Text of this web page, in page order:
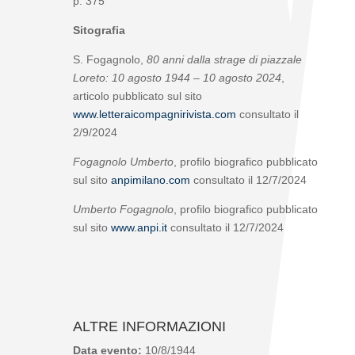
Sitografia
S. Fogagnolo, 80 anni dalla strage di piazzale
Loreto: 10 agosto 1944 – 10 agosto 2024
articolo pubblicato sul sito
www.letteraicompagnirivista.com consultato il
2/9/2024
Fogagnolo Umberto, profilo biografico pubblicato
sul sito anpimilano.com consultato il 12/7/2024
Umberto Fogagnolo, profilo biografico pubblicato
sul sito www.anpi.itconsultato il 12/7/2024
ALTRE INFORMAZIONI
Data evento: 10/8/1944